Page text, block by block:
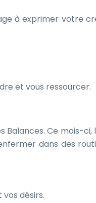
à exprimer votre
et vous ressourcer.
Ce mois-
dans des
désirs.